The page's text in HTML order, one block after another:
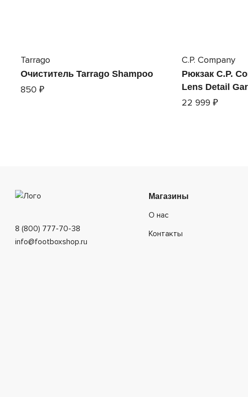
Tarrago
Очиститель Tarrago Shampoo
850 ₽
C.P. Company
Рюкзак C.P.
Lens Detail
22 999 ₽
8 (800) 777-70-38
info@footboxshop.ru
Магазины
О нас
Контакты